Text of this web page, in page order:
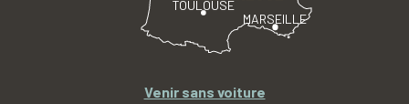
TOULOUSE
MARSEILLE
Venir sans voiture